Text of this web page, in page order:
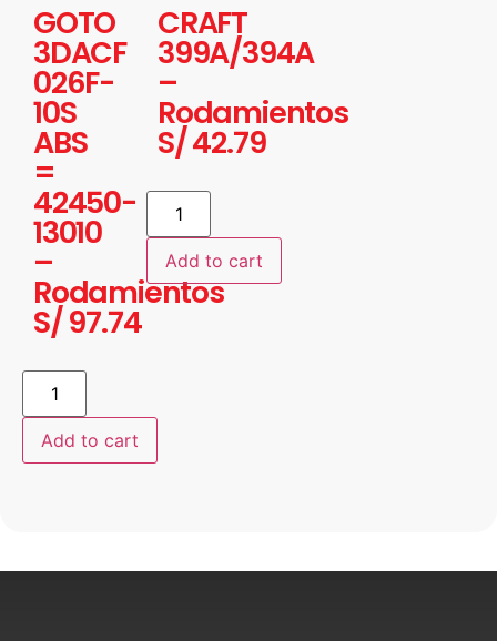
GOTO
3DACF
026F-
10S
ABS
=
42450-
13010
–
Rodamientos
S/97.74
Add to cart
CRAFT
399A/394A
–
Rodamientos
S/42.79
Add to cart